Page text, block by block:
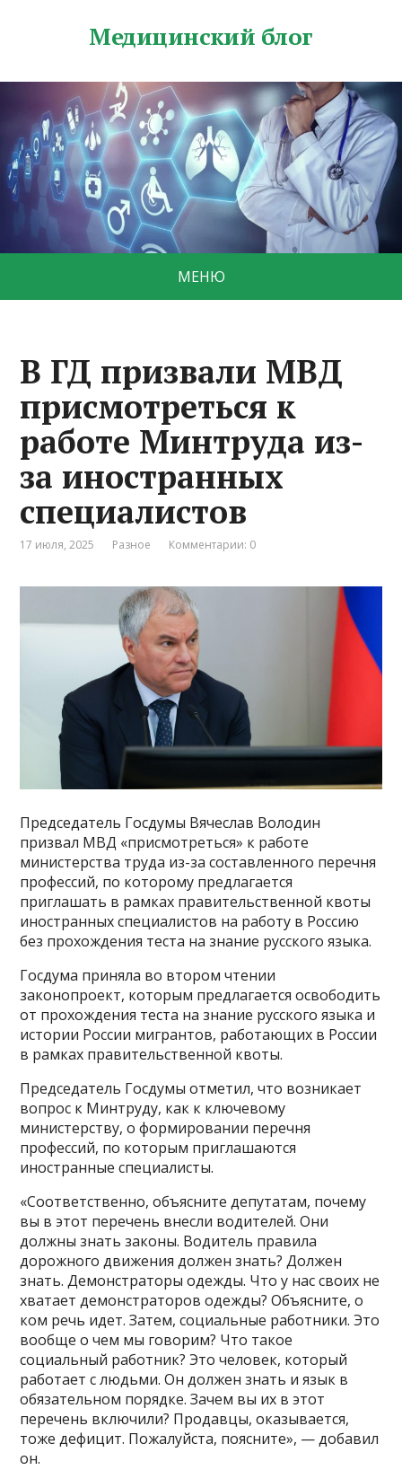
Медицинский блог
МЕНЮ
В ГД призвали МВД
присмотреться к
работе Минтруда из-
за иностранных
специалистов
17 июля, 2025 Разное Комментарии: 0
Председатель Госдумы Вячеслав Володин
призвал МВД «присмотреться» к работе
министерства труда из-за составленного перечня
профессий, по которому предлагается
приглашать в рамках правительственной квоты
иностранных специалистов на работу в Россию
без прохождения теста на знание русского языка.
Госдума приняла во втором чтении
законопроект, которым предлагается освободить
от прохождения теста на знание русского языка и
истории России мигрантов, работающих в России
в рамках правительственной квоты.
Председатель Госдумы отметил, что возникает
вопрос к Минтруду, как к ключевому
министерству, о формировании перечня
профессий, по которым приглашаются
иностранные специалисты.
«Соответственно, объясните депутатам, почему
вы в этот перечень внесли водителей. Они
должны знать законы. Водитель правила
дорожного движения должен знать? Должен
знать. Демонстраторы одежды. Что у нас своих не
хватает демонстраторов одежды? Объясните, о
ком речь идет. Затем, социальные работники. Это
вообще о чем мы говорим? Что такое
социальный работник? Это человек, который
работает с людьми. Он должен знать и язык в
обязательном порядке. Зачем вы их в этот
перечень включили? Продавцы, оказывается,
тоже дефицит. Пожалуйста, поясните», — добавил
он.